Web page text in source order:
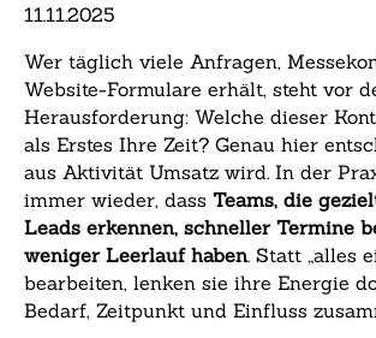
11.11.2025
Wer täglich viele Anfragen,
Website-Formulare erhält, steht vor
Herausforderung: Welche dieser
als Erstes Ihre Zeit? Genau hier
aus Aktivität Umsatz wird. In der
immer wieder, dass Teams, die
Leads erkennen, schneller Termine
weniger Leerlauf haben. Statt „alles
bearbeiten, lenken sie ihre Energie
Bedarf, Zeitpunkt und Einfluss